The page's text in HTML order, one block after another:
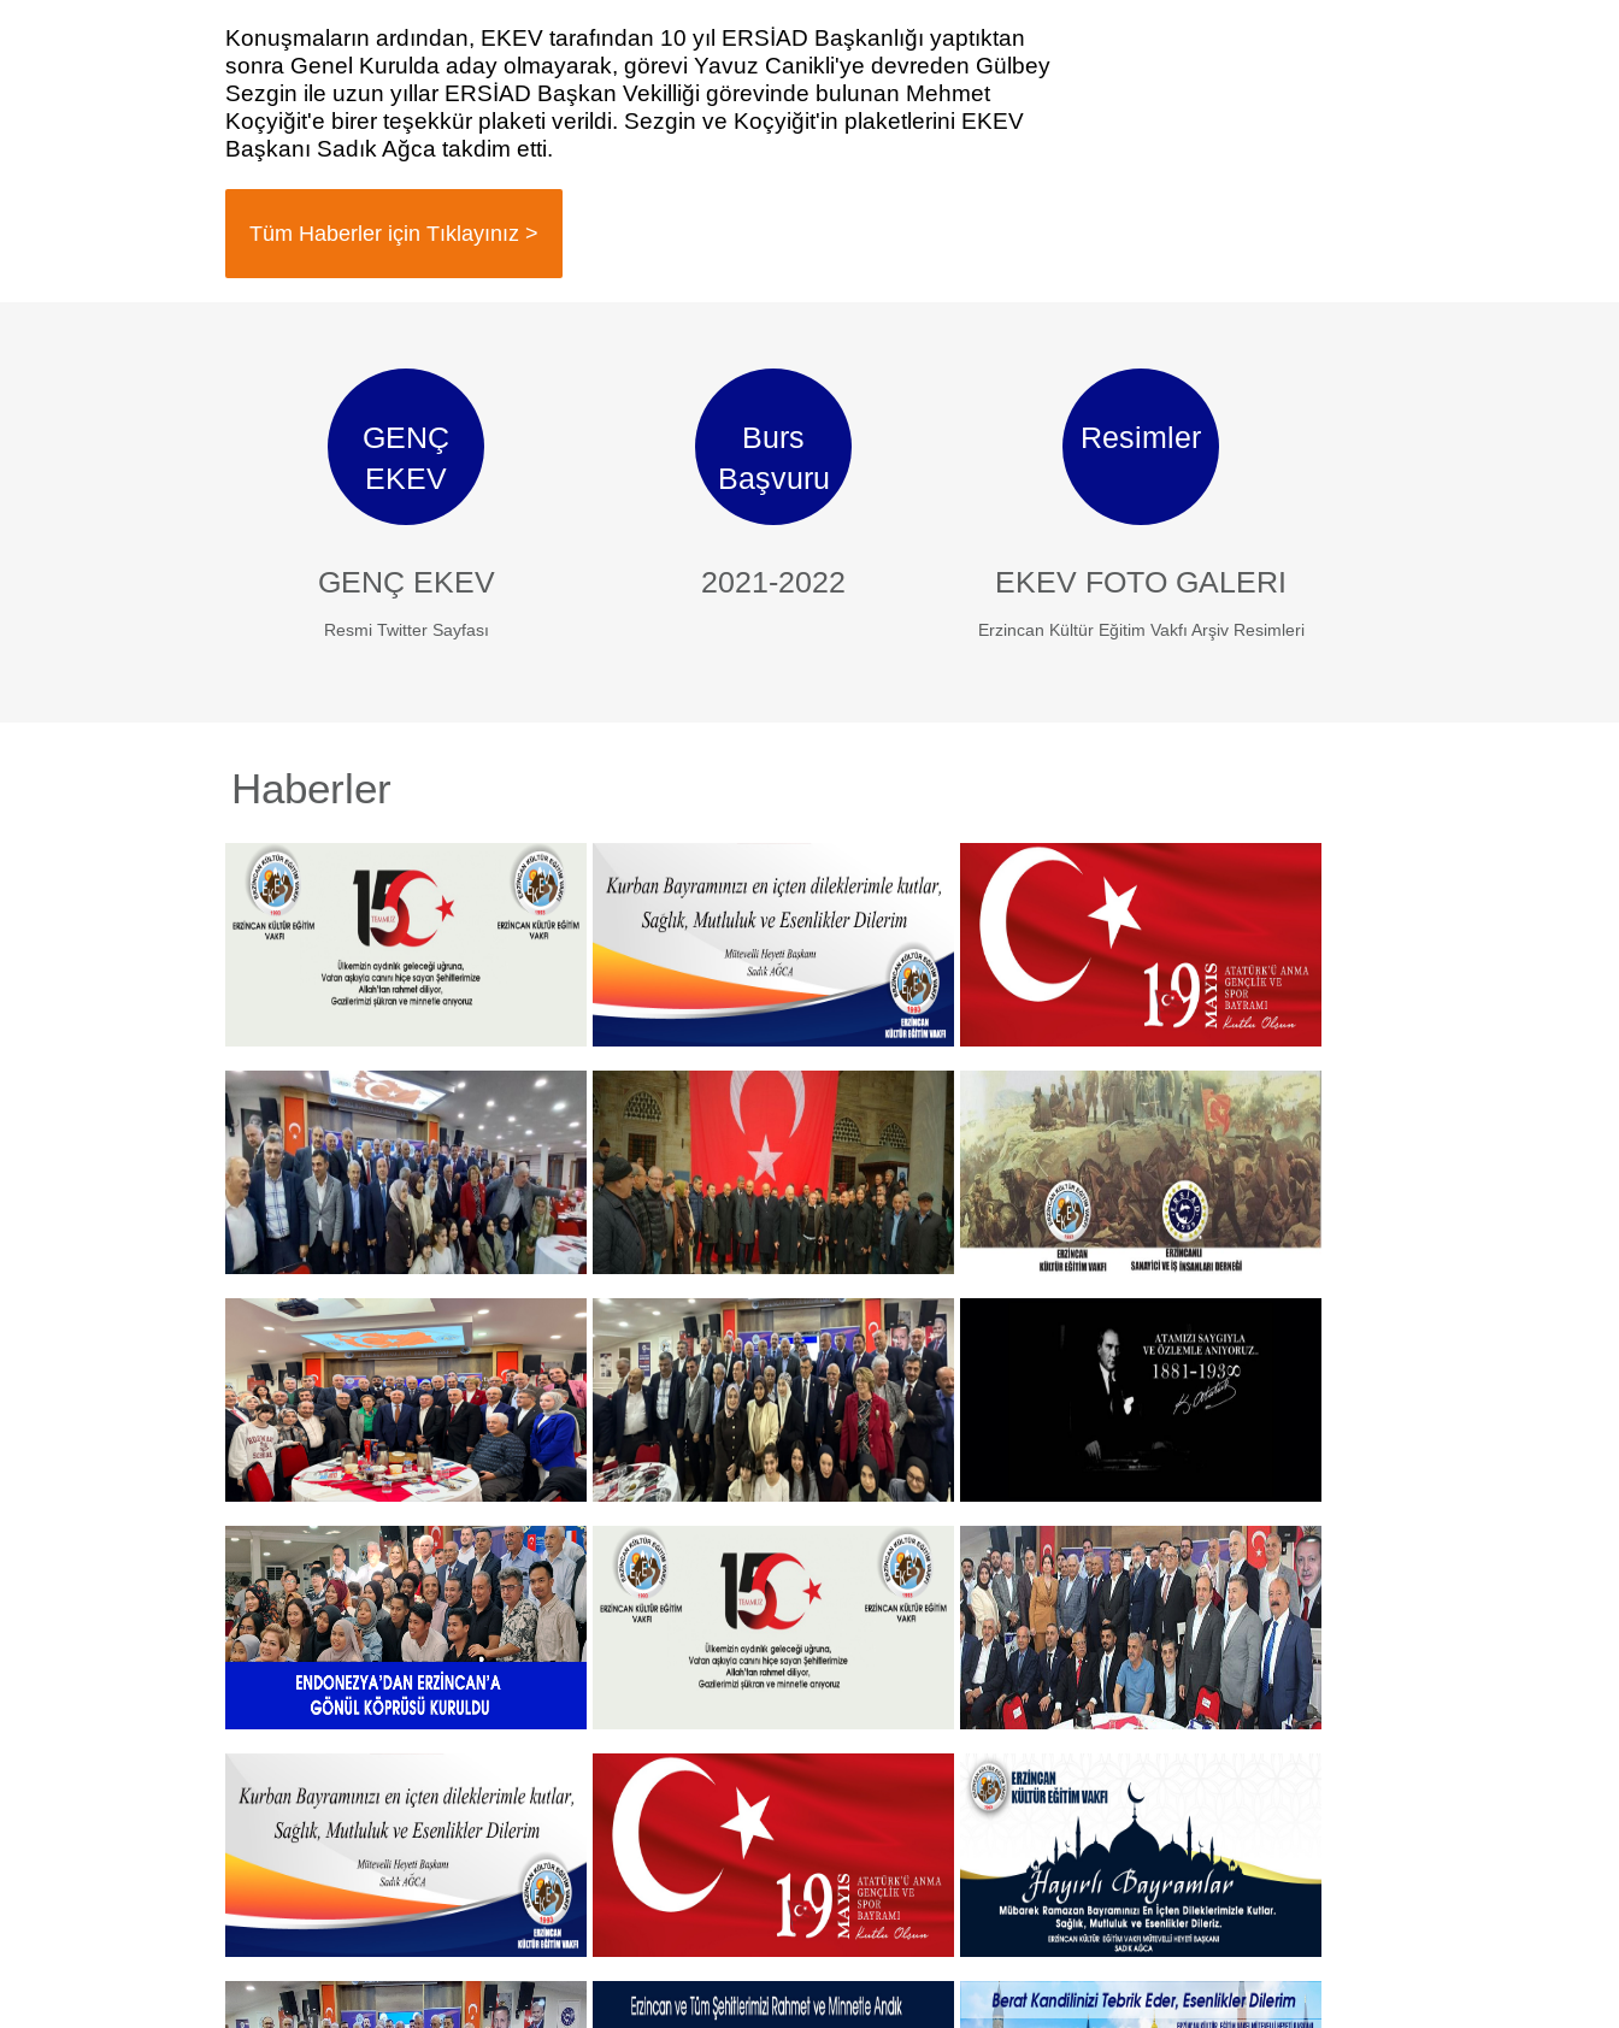
Konuşmaların ardından, EKEV tarafından 10 yıl ERSİAD Başkanlığı yaptıktan
sonra Genel Kurulda aday olmayarak, görevi Yavuz Canikli'ye devreden Gülbey
Sezgin ile uzun yıllar ERSİAD Başkan Vekilliği görevinde bulunan Mehmet
Koçyiğit'e birer teşekkür plaketi verildi. Sezgin ve Koçyiğit'in plaketlerini EKEV
Başkanı Sadık Ağca takdim etti.
Tüm Haberler için Tıklayınız >
GENÇ
EKEV
GENÇ EKEV
Resmi Twitter Sayfası
Burs
Başvuru
2021-2022
Resimler
EKEV FOTO GALERI
Erzincan Kültür Eğitim Vakfı Arşiv Resimleri
Haberler
15 Temmuz 2026
+
Hayırlı Bayramlar
+
19 MAYIS 2026
+
ERZİNCANLILAR EKEV’İN
GELENEKSEL İFTAR
YEMEĞİNDE BULUŞTU
+
GELENEKSEL ŞEHİTLERİMİZİ
ANMA PROGRAMI
DÜZENLEDİK
+
ERZINCAN VE TÜM SEHITLERI
ANMA PROGRAMI
+
Sadık Ağça Yeniden Başkan
Seçildi
+
Vakfımızın 2025-2026 Yılı Burs
Toplantısı Yapıldı.
+
10 KASIM
+
köprüsü
+
15 Temmuz 2025
+
Vakfımızdan Teşekkür Belgesi
Takdim Programı
+
Kurban Bayramı 19 MAYIS 2025 Hayırlı Bayramlar